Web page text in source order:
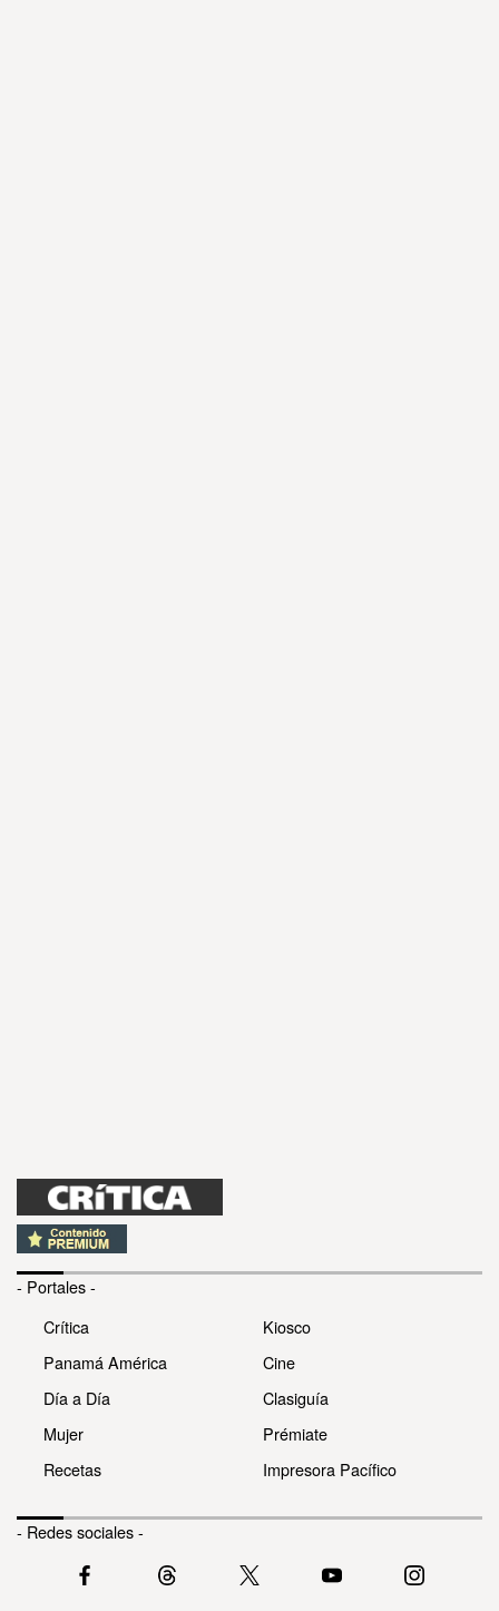
- Portales -
Crítica
Panamá América
Día a Día
Mujer
Recetas
Kiosco
Cine
Clasiguía
Prémiate
Impresora Pacífico
- Redes sociales -